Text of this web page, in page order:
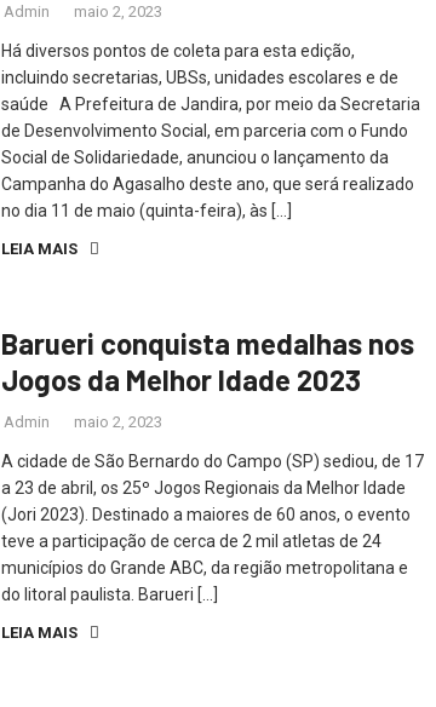
Admin maio 2, 2023
Há diversos pontos de coleta para esta edição,
incluindo secretarias, UBSs, unidades escolares e de
saúde A Prefeitura de Jandira, por meio da Secretaria
de Desenvolvimento Social, em parceria com o Fundo
Social de Solidariedade, anunciou o lançamento da
Campanha do Agasalho deste ano, que será realizado
no dia 11 de maio (quinta-feira), às […]
LEIA MAIS
Barueri conquista medalhas nos
Jogos da Melhor Idade 2023
Admin maio 2, 2023
A cidade de São Bernardo do Campo (SP) sediou, de 17
a 23 de abril, os 25º Jogos Regionais da Melhor Idade
(Jori 2023). Destinado a maiores de 60 anos, o evento
teve a participação de cerca de 2 mil atletas de 24
municípios do Grande ABC, da região metropolitana e
do litoral paulista. Barueri […]
LEIA MAIS